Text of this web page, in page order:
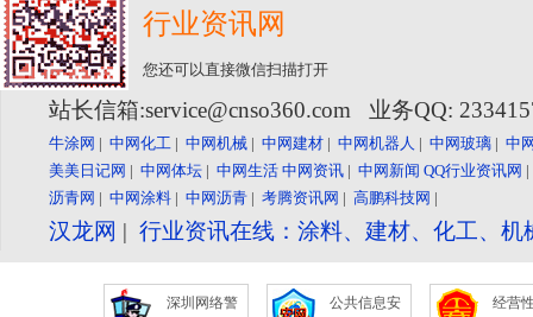
行业资讯网
您还可以直接微信扫描打开
站长信箱:service@cnso360.com 业务QQ:
牛涂网 | 中网化工 | 中网机械 | 中网建材 | 中网机器人 | 中网玻璃 | 中
美美日记网 | 中网体坛 | 中网生活 中网资讯 | 中网新闻 QQ行业资讯网
沥青网 | 中网涂料 | 中网沥青 | 考腾资讯网 | 高鹏科技网 |
汉龙网 | 行业资讯在线：涂料、建材、化工、
深圳网络警
公共信息安
经营